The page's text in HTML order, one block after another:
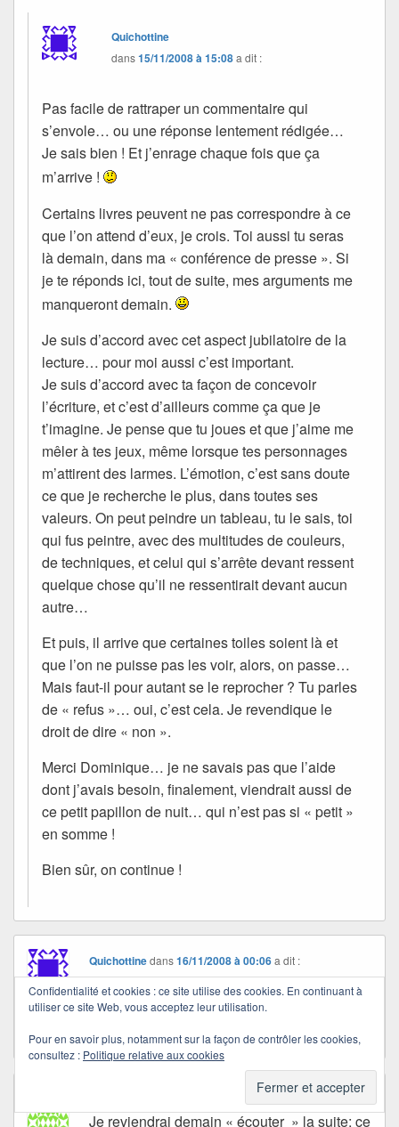
Quichottine
dans15/11/2008 à 15:08a dit :
Pas facile de rattraper un commentaire qui
s’envole… ou une réponse lentement rédigée…
Je sais bien ! Et j’enrage chaque fois que ça
m’arrive !
Certains livres peuvent ne pas correspondre à ce
que l’on attend d’eux, je crois. Toi aussi tu seras
là demain, dans ma « conférence de presse ». Si
je te réponds ici, tout de suite, mes arguments me
manqueront demain.
Je suis d’accord avec cet aspect jubilatoire de la
lecture… pour moi aussi c’est important.
Je suis d’accord avec ta façon de concevoir
l’écriture, et c’est d’ailleurs comme ça que je
t’imagine. Je pense que tu joues et que j’aime me
mêler à tes jeux, même lorsque tes personnages
m’attirent des larmes. L’émotion, c’est sans doute
ce que je recherche le plus, dans toutes ses
valeurs. On peut peindre un tableau, tu le sais, toi
qui fus peintre, avec des multitudes de couleurs,
de techniques, et celui qui s’arrête devant ressent
quelque chose qu’il ne ressentirait devant aucun
autre…
Et puis, il arrive que certaines toiles soient là et
que l’on ne puisse pas les voir, alors, on passe…
Mais faut-il pour autant se le reprocher ? Tu parles
de « refus »… oui, c’est cela. Je revendique le
droit de dire « non ».
Merci Dominique… je ne savais pas que l’aide
dont j’avais besoin, finalement, viendrait aussi de
ce petit papillon de nuit… qui n’est pas si « petit »
en somme !
Bien sûr, on continue !
Quichottinedans16/11/2008 à 00:06 a dit :
Merci… C’est une pensée à méditer.
Je reviendrai demain « écouter » la suite; ce
Confidentialité et cookies : ce site utilise des cookies. En continuant à
utiliser ce site Web, vous acceptez leur utilisation.
Pour en savoir plus, notamment sur la façon de contrôler les cookies,
consultez : Politique relative aux cookies